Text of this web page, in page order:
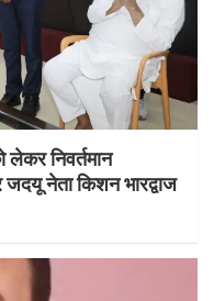
लेकर निवर्तमान
नेता किशन भारद्वाज